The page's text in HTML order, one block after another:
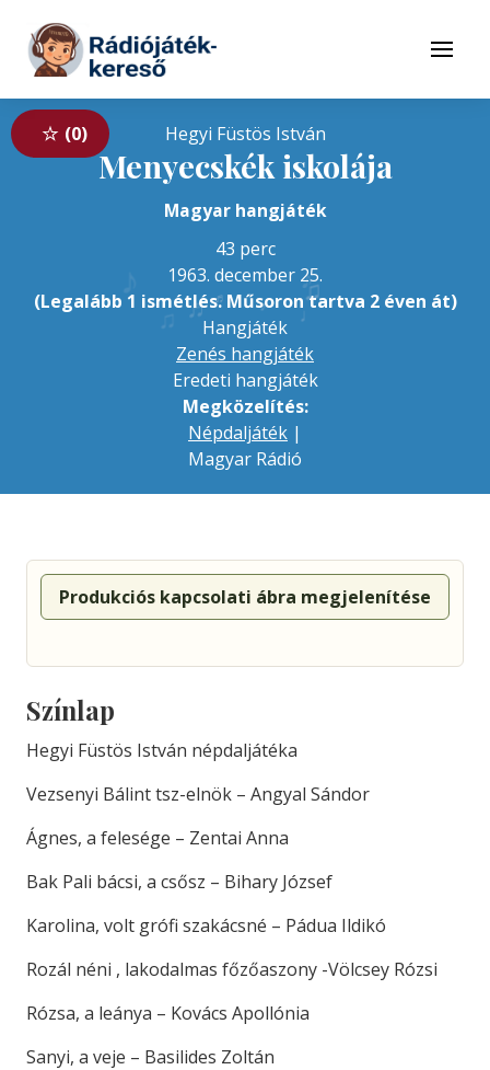
Tovább a tartalomhoz
Menü
0
♫ ♬
♪
♩
♫
♪
♬
Hegyi Füstös István
Menyecskék iskolája
Magyar hangjáték
43 perc
1963. december 25.
(Legalább 1 ismétlés. Műsoron tartva 2 éven át)
Hangjáték
Zenés hangjáték
Eredeti hangjáték
Megközelítés:
Népdaljáték |
Magyar Rádió
Produkciós kapcsolati ábra megjelenítése
Színlap
Hegyi Füstös István népdaljátéka
Vezsenyi Bálint tsz-elnök – Angyal Sándor
Ágnes, a felesége – Zentai Anna
Bak Pali bácsi, a csősz – Bihary József
Karolina, volt grófi szakácsné – Pádua Ildikó
Rozál néni , lakodalmas főzőaszony -Völcsey Rózsi
Rózsa, a leánya – Kovács Apollónia
Sanyi, a veje – Basilides Zoltán